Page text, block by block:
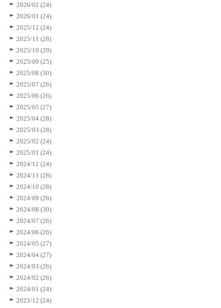
2026/02 (24)
2026/01 (24)
2025/12 (24)
2025/11 (28)
2025/10 (29)
2025/09 (25)
2025/08 (30)
2025/07 (26)
2025/06 (26)
2025/05 (27)
2025/04 (28)
2025/03 (28)
2025/02 (24)
2025/01 (24)
2024/12 (24)
2024/11 (28)
2024/10 (28)
2024/09 (26)
2024/08 (30)
2024/07 (26)
2024/06 (26)
2024/05 (27)
2024/04 (27)
2024/03 (26)
2024/02 (26)
2024/01 (24)
2023/12 (24)